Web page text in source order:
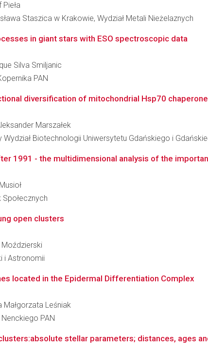
Staszica w Krakowie, Wydział Metali Nieżelaznych
in giant stars with ESO spectroscopic data
Silva Smiljanic
PAN
diversification of mitochondrial Hsp70
Marszałek
Wydział Biotechnologii Uniwersytetu Gdańskiego i
1991 - the multidimensional analysis of the
Społecznych
open clusters
Moździerski
i Astronomii
located in the Epidermal Differentiation Complex
Małgorzata Leśniak
PAN
stellar parameters; distances, ages